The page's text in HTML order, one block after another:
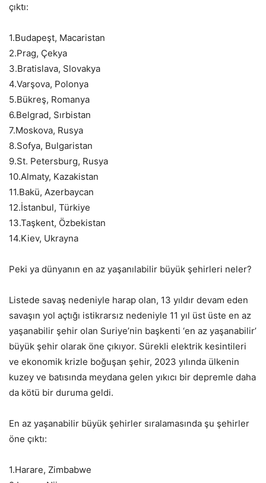
çıktı:
1.Budapeşt, Macaristan
2.Prag, Çekya
3.Bratislava, Slovakya
4.Varşova, Polonya
5.Bükreş, Romanya
6.Belgrad, Sırbistan
7.Moskova, Rusya
8.Sofya, Bulgaristan
9.St. Petersburg, Rusya
10.Almaty, Kazakistan
11.Bakü, Azerbaycan
12.İstanbul, Türkiye
13.Taşkent, Özbekistan
14.Kiev, Ukrayna
Peki ya dünyanın en az yaşanılabilir büyük şehirleri neler?
Listede savaş nedeniyle harap olan, 13 yıldır devam eden
savaşın yol açtığı istikrarsız nedeniyle 11 yıl üst üste en az
yaşanabilir şehir olan Suriye’nin başkenti ‘en az yaşanabilir’
büyük şehir olarak öne çıkıyor. Sürekli elektrik kesintileri
ve ekonomik krizle boğuşan şehir, 2023 yılında ülkenin
kuzey ve batısında meydana gelen yıkıcı bir depremle daha
da kötü bir duruma geldi.
En az yaşanabilir büyük şehirler sıralamasında şu şehirler
öne çıktı:
1.Harare, Zimbabwe